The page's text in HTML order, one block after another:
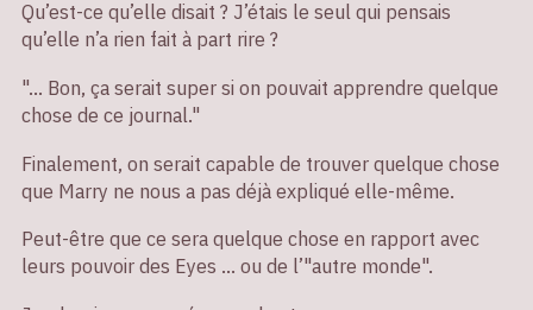
Qu’est-ce qu’elle disait ? J’étais le seul qui pensais
qu’elle n’a rien fait à part rire ?
"… Bon, ça serait super si on pouvait apprendre quelque
chose de ce journal."
Finalement, on serait capable de trouver quelque chose
que Marry ne nous a pas déjà expliqué elle-même.
Peut-être que ce sera quelque chose en rapport avec
leurs pouvoir des Eyes … ou de l’"autre monde".